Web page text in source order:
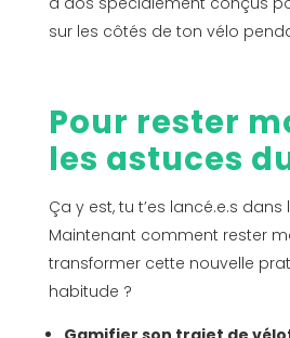
sur les côtés de ton vélo
Pour rester
les astuces
Ça y est, tu t’es lancé.e.s dans
Maintenant comment rester
transformer cette nouvelle
habitude ?